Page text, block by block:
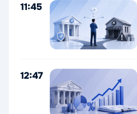
11:45
12:47